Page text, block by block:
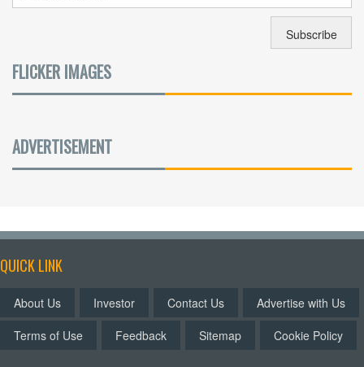
FLICKER IMAGES
ADVERTISEMENT
QUICK LINK
About Us Investor Contact Us
Advertise with Us
Terms of Use
Feedback Sitemap Cookie Policy